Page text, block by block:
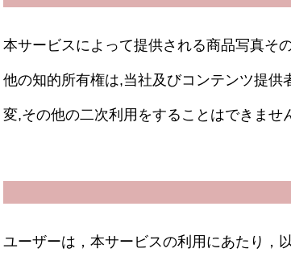
本サービスによって提供される商品写真そ
他の知的所有権は,当社及びコンテンツ提
変,その他の二次利用をすることはできませ
ユーザーは，本サービスの利用にあたり，